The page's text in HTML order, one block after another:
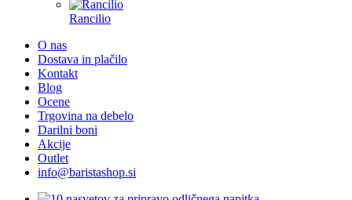
Rancilio
O nas
Dostava in plačilo
Kontakt
Blog
Ocene
Trgovina na debelo
Darilni boni
Akcije
Outlet
info@baristashop.si